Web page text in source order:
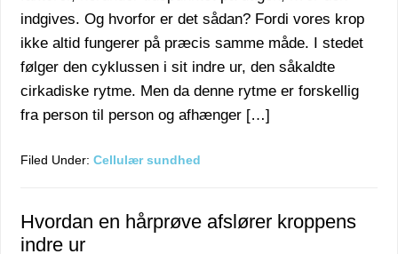
indgives. Og hvorfor er det sådan? Fordi vores krop
ikke altid fungerer på præcis samme måde. I stedet
følger den cyklussen i sit indre ur, den såkaldte
cirkadiske rytme. Men da denne rytme er forskellig
fra person til person og afhænger […]
Filed Under:Cellulær sundhed
Hvordan en hårprøve afslører kroppens
indre ur